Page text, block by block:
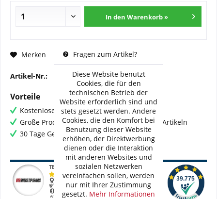
In den Warenkorb »
Merken Fragen zum Artikel?
Artikel-Nr.: BMC-FM-321-21
Vorteile
Kostenloser Versand ab € 60,- Bestellwert
Große Produktauswahl mit mehr als 80.000 Artikeln
30 Tage Geld-Zurück-Garantie
Diese Website benutzt
Cookies, die für den
technischen Betrieb der
Website erforderlich sind und
stets gesetzt werden. Andere
Cookies, die den Komfort bei
Benutzung dieser Website
erhöhen, der Direktwerbung
dienen oder die Interaktion
mit anderen Websites und
sozialen Netzwerken
vereinfachen sollen, werden
nur mit Ihrer Zustimmung
gesetzt. Mehr Informationen